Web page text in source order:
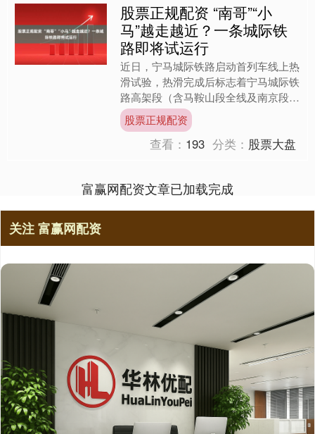
股票正规配资 “南哥”“小
马”越走越近？一条城际铁
路即将试运行
近日，宁马城际铁路启动首列车线上热
滑试验，热滑完成后标志着宁马城际铁
路高架段（含马鞍山段全线及南京段部
分区间）基本具备行车条件。按照此前
计划，宁马城际铁路马鞍山....
股票正规配资
查看： 193 分类： 股票大盘
富赢网配资文章已加载完成
关注 富赢网配资